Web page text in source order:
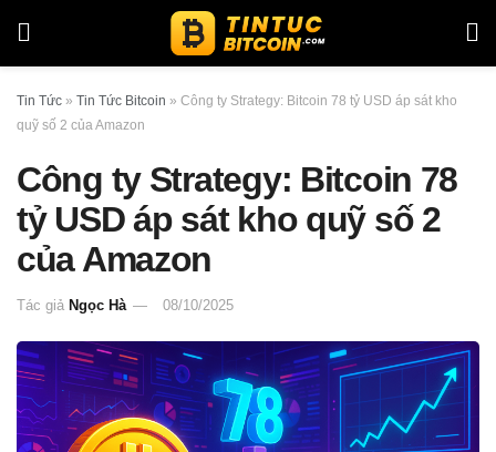
Tin Tức » Tin Tức Bitcoin » Công ty Strategy: Bitcoin 78 tỷ USD áp sát kho
quỹ số 2 của Amazon
Công ty Strategy: Bitcoin 78
tỷ USD áp sát kho quỹ số 2
của Amazon
Tác giả Ngọc Hà 08/10/2025